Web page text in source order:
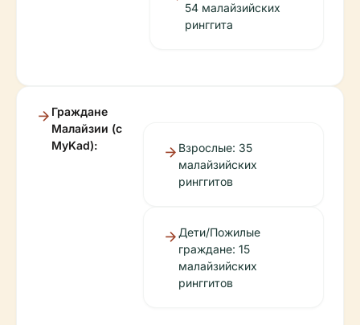
54 малайзийских
ринггита
Граждане
Малайзии (с
MyKad):
Взрослые: 35
малайзийских
ринггитов
Дети/Пожилые
граждане: 15
малайзийских
ринггитов